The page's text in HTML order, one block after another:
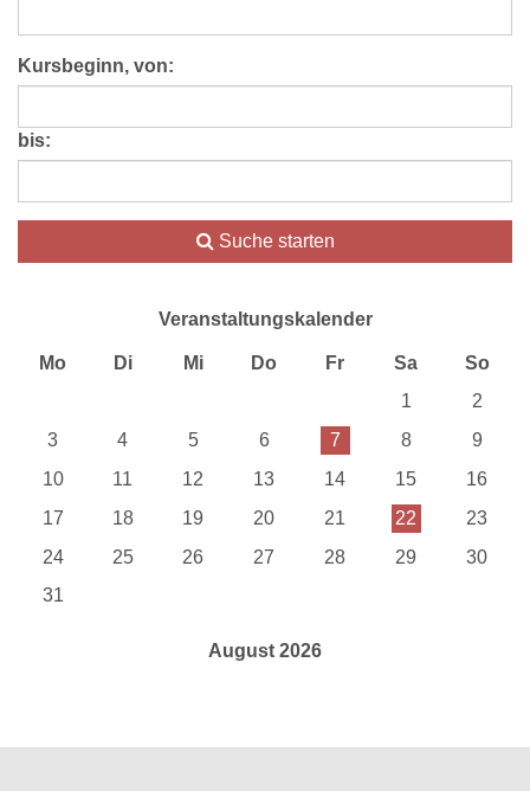
Kursbeginn, von:
bis:
Suche starten
Veranstaltungskalender
Mo Di Mi Do Fr Sa
So
1
2
3
4 5 6 7 8
9
10
11 12 13 14 15
16
17
18 19 20 21 22
23
24
25 26 27 28 29
30
31
August 2026